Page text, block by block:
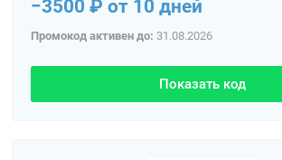
−3500 ₽ от 10 дней
Промокод активен до: 31.08.2026
Показать код